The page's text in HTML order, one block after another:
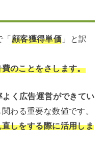
「顧客獲得単価 」と訳
のことをさします。
く広告運営ができてい
わる重要な数値です。
しをする際に活用しま